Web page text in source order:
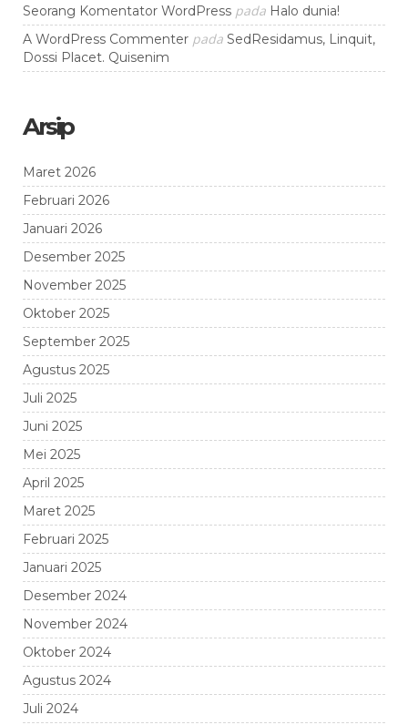
Seorang Komentator WordPress pada Halo dunia!
A WordPress Commenter pada SedResidamus, Linquit,
Dossi Placet. Quisenim
Arsip
Maret 2026
Februari 2026
Januari 2026
Desember 2025
November 2025
Oktober 2025
September 2025
Agustus 2025
Juli 2025
Juni 2025
Mei 2025
April 2025
Maret 2025
Februari 2025
Januari 2025
Desember 2024
November 2024
Oktober 2024
Agustus 2024
Juli 2024